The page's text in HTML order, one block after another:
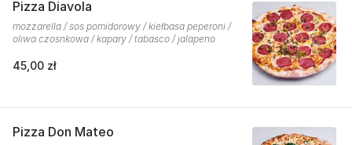
Pizza Diavola
mozzarella / sos pomidorowy / kiełbasa peperoni /
oliwa czosnkowa / kapary / tabasco / jalapeno
45,00 zł
Pizza Don Mateo